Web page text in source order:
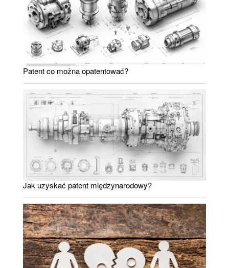
Patent co można opatentować?
Jak uzyskać patent międzynarodowy?